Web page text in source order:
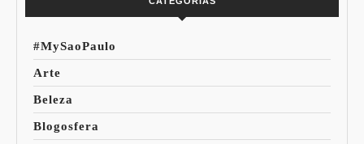
#MySaoPaulo
Arte
Beleza
Blogosfera